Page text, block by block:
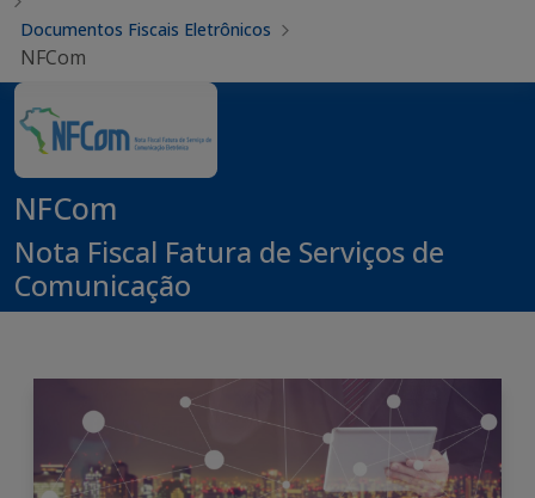
Documentos Fiscais Eletrônicos
NFCom
NFCom
Nota Fiscal Fatura de Serviços de
Comunicação